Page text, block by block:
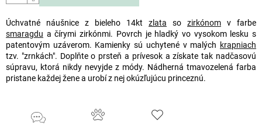
Úchvatné náušnice z bieleho 14kt zlata so zirkónom v farbe
smaragdu a čírymi zirkónmi. Povrch je hladký vo vysokom lesku s
patentovým uzáverom. Kamienky sú uchytené v malých krapniach
tzv. "zrnkách". Doplňte o prsteň a prívesok a získate tak nadčasovú
súpravu, ktorá nikdy nevyjde z módy. Nádherná tmavozelená farba
pristane každej žene a urobí z nej okúzľujúcu princeznú.